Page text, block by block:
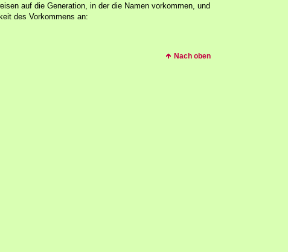
auf die Generation, in der die Namen vorkommen, und
des Vorkommens an:
Nach oben